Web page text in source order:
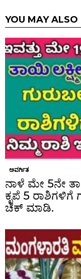
YOU MAY ALSO
ಅವರ್ಗಿತ
ನಾಳೆ ಮೇ 5ನೇ
ಕೃಪೆ 5
ಚೆಕ್ ಮಾಡಿ.